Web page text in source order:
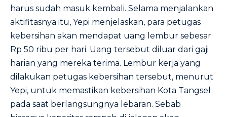
harus sudah masuk kembali. Selama menjalankan
aktifitasnya itu, Yepi menjelaskan, para petugas
kebersihan akan mendapat uang lembur sebesar
Rp 50 ribu per hari. Uang tersebut diluar dari gaji
harian yang mereka terima. Lembur kerja yang
dilakukan petugas kebersihan tersebut, menurut
Yepi, untuk memastikan kebersihan Kota Tangsel
pada saat berlangsungnya lebaran. Sebab